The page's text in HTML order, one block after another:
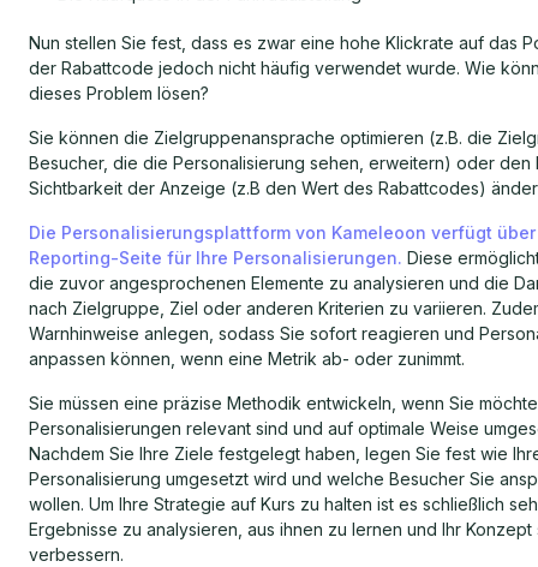
Nun stellen Sie fest, dass es zwar eine hohe Klickrate auf das
der Rabattcode jedoch nicht häufig verwendet wurde. Wie
dieses Problem lösen?
Sie können die Zielgruppenansprache optimieren (z.B. die
Besucher, die die Personalisierung sehen, erweitern) oder den
Sichtbarkeit der Anzeige (z.B den Wert des Rabattcodes)
Die Personalisierungsplattform von Kameleoon verfügt
Reporting-Seite für Ihre Personalisierungen. Diese
die zuvor angesprochenen Elemente zu analysieren und die
nach Zielgruppe, Ziel oder anderen Kriterien zu variieren.
Warnhinweise anlegen, sodass Sie sofort reagieren und
anpassen können, wenn eine Metrik ab- oder zunimmt.
Sie müssen eine präzise Methodik entwickeln, wenn Sie
Personalisierungen relevant sind und auf optimale Weise
Nachdem Sie Ihre Ziele festgelegt haben, legen Sie fest wie
Personalisierung umgesetzt wird und welche Besucher Sie
wollen. Um Ihre Strategie auf Kurs zu halten ist es schließlich
Ergebnisse zu analysieren, aus ihnen zu lernen und Ihr Konzept
verbessern.